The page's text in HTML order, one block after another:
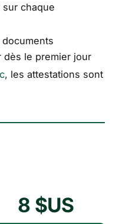
sur chaque
documents
dès le premier jour
, les attestations sont
8 $US